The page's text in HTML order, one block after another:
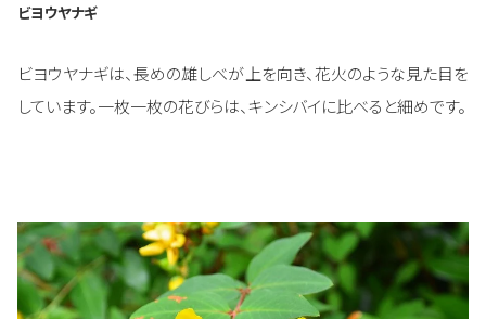
ビヨウヤナギ
ビヨウヤナギは、長めの雄しべが上を向き、花火のような見た目を
しています。一枚一枚の花びらは、キンシバイに比べると細めです。